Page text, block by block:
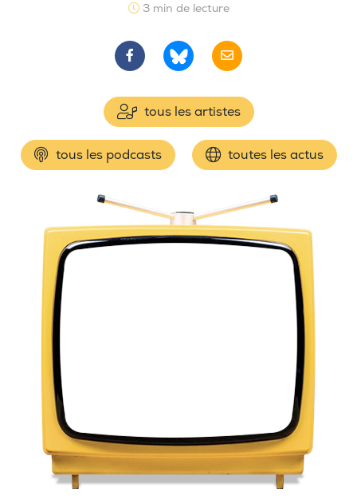
3 min de lecture
tous les artistes
tous les podcasts toutes les actus